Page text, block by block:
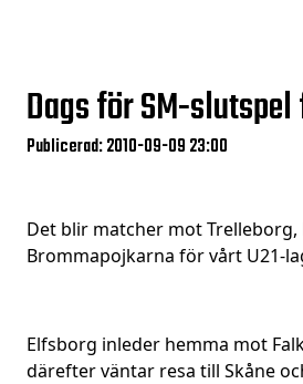
Dags för SM-slutspel
Publicerad: 2010-09-09 23:00
Det blir matcher mot Trelleborg,
Brommapojkarna för vårt U21-
Elfsborg inleder hemma mot
därefter väntar resa till Skåne